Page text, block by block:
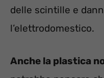
delle scintille e
l’elettrodomestico.
Anche la plastica